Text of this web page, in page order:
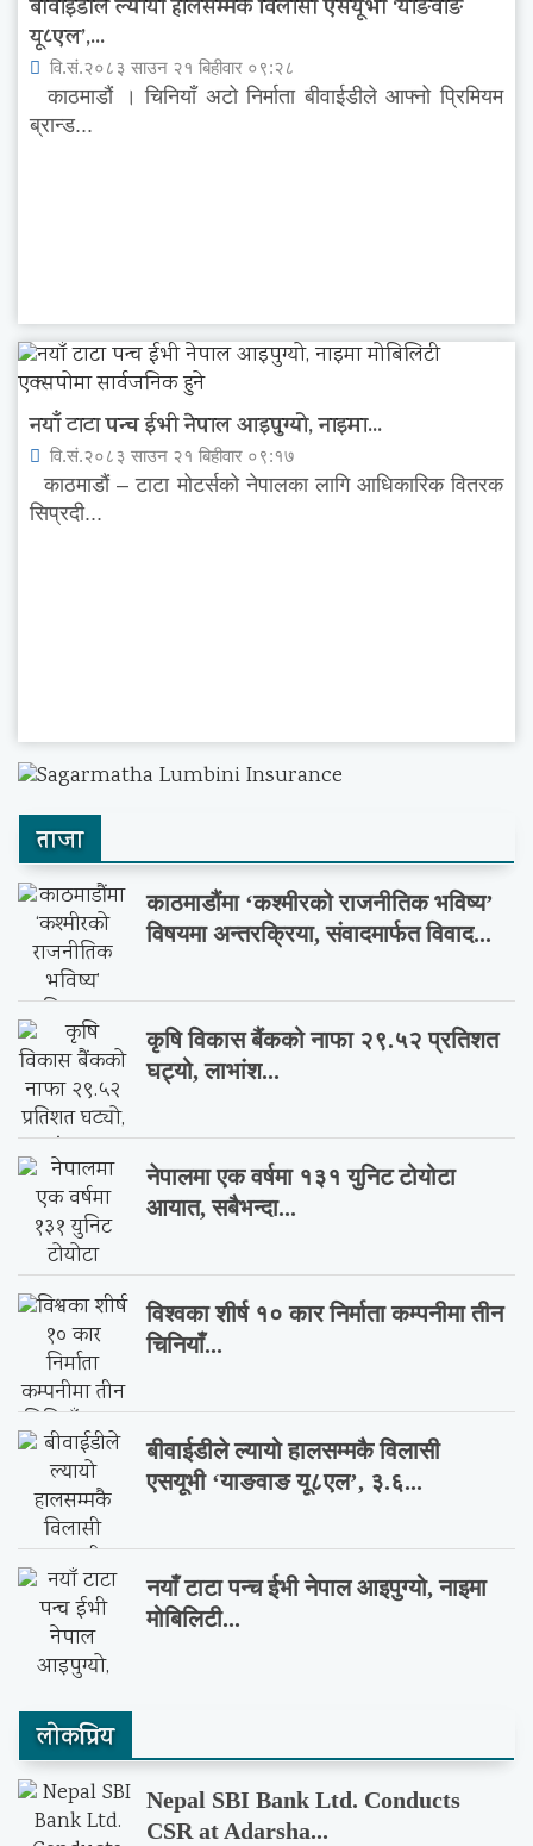
बीवाईडीले ल्यायो हालसम्मकै विलासी एसयूभी ‘याङवाङ
यू८एल’,...
वि.सं.२०८३ साउन २१ बिहीवार ०९:२८
काठमाडौं । चिनियाँ अटो निर्माता बीवाईडीले आफ्नो प्रिमियम
ब्रान्ड...
नयाँ टाटा पन्च ईभी नेपाल आइपुग्यो, नाइमा...
वि.सं.२०८३ साउन २१ बिहीवार ०९:१७
काठमाडौं – टाटा मोटर्सको नेपालका लागि आधिकारिक वितरक
सिप्रदी...
ताजा
काठमाडौंमा ‘कश्मीरको राजनीतिक भविष्य’
विषयमा अन्तरक्रिया, संवादमार्फत विवाद...
कृषि विकास बैंकको नाफा २९.५२ प्रतिशत
घट्यो, लाभांश...
नेपालमा एक वर्षमा १३१ युनिट टोयोटा
आयात, सबैभन्दा...
विश्वका शीर्ष १० कार निर्माता कम्पनीमा तीन
चिनियाँ...
बीवाईडीले ल्यायो हालसम्मकै विलासी
एसयूभी ‘याङवाङ यू८एल’, ३.६...
नयाँ टाटा पन्च ईभी नेपाल आइपुग्यो, नाइमा
मोबिलिटी...
लाेकप्रिय
Nepal SBI Bank Ltd. Conducts
CSR at Adarsha...